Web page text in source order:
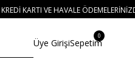
750₺ ÜZERI KARGO
Üye GirişiSepetim
0